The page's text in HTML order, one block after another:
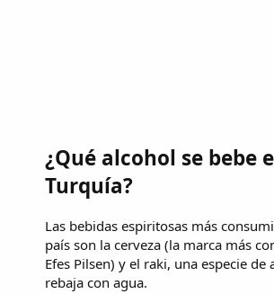
¿Qué alcohol se bebe
Turquía?
Las bebidas espiritosas más
país son la cerveza (la marca más
Efes Pilsen) y el raki, una especie de
rebaja con agua.